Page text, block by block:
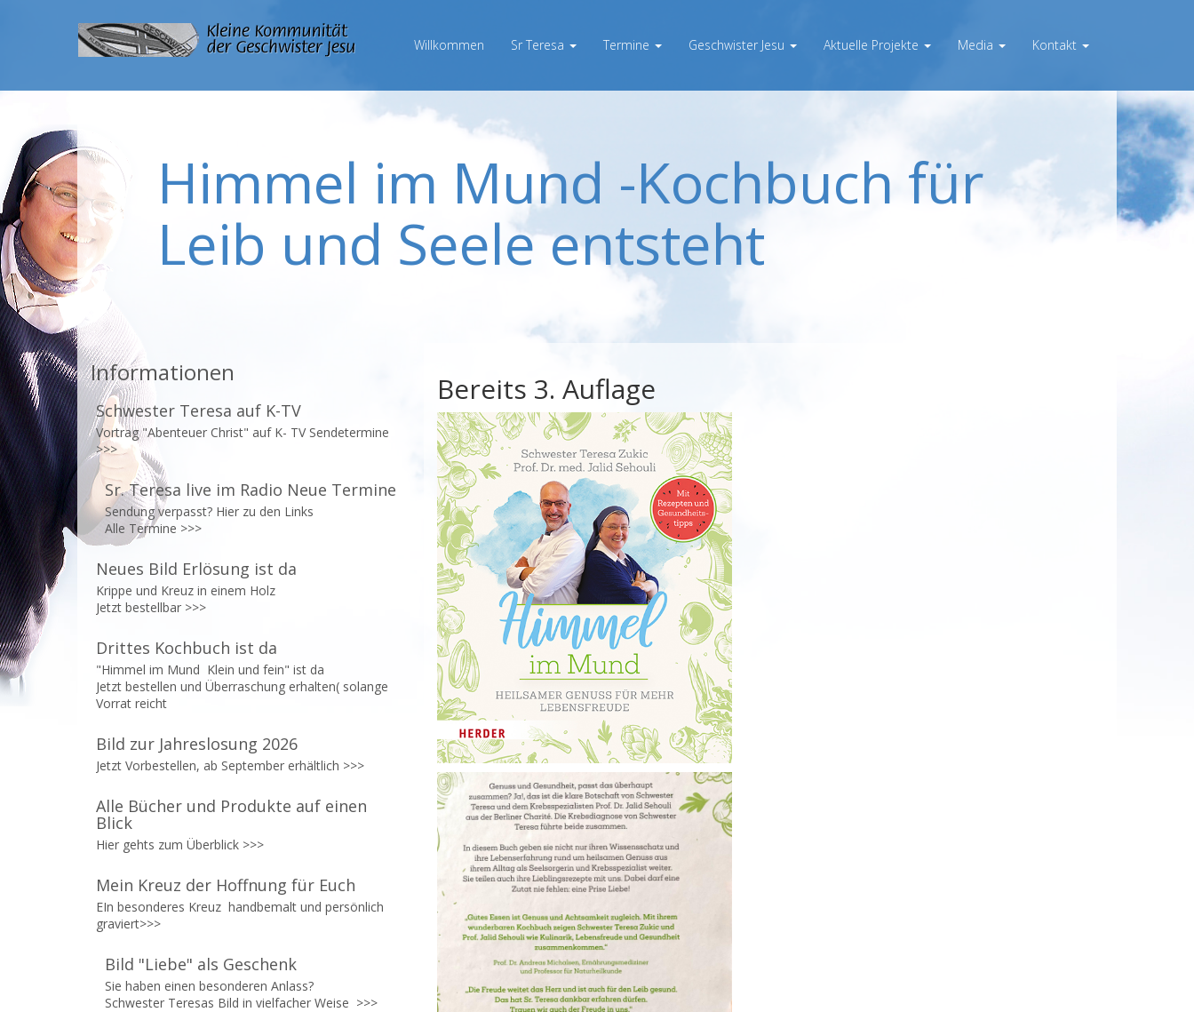
Willkommen Sr Teresa Termine Geschwister Jesu Aktuelle Projekte Media Kontakt
Himmel im Mund -Kochbuch für
Leib und Seele entsteht
Bereits 3. Auflage
Informationen
Schwester Teresa auf K-TV
Vortrag "Abenteuer Christ" auf K- TV Sendetermine
>>>
Sr. Teresa live im Radio Neue Termine
Sendung verpasst? Hier zu den Links
Alle Termine >>>
Neues Bild Erlösung ist da
Krippe und Kreuz in einem Holz
Jetzt bestellbar >>>
Drittes Kochbuch ist da
"Himmel im Mund Klein und fein" ist da
Jetzt bestellen und Überraschung erhalten( solange
Vorrat reicht
Bild zur Jahreslosung 2026
Jetzt Vorbestellen, ab September erhältlich >>>
Alle Bücher und Produkte auf einen
Blick
Hier gehts zum Überblick >>>
Mein Kreuz der Hoffnung für Euch
EIn besonderes Kreuz handbemalt und persönlich
graviert>>>
Bild "Liebe" als Geschenk
Sie haben einen besonderen Anlass?
Schwester Teresas Bild in vielfacher Weise >>>